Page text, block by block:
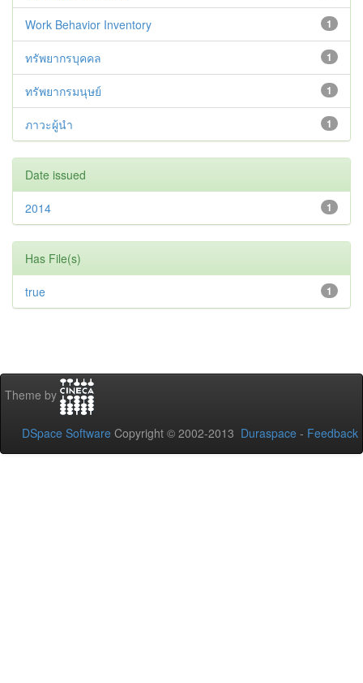
1
Work Behavior Inventory
1
ทรัพยากรบุคคล
1
ทรัพยากรมนุษย์
1
ภาวะผู้นำ
Date issued
1
2014
Has File(s)
1
true
Theme by
DSpace Software Copyright © 2002-2013 Duraspace - Feedback